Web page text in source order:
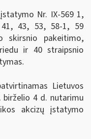
Nr. IX-569 1,
43, 53, 58-1, 59
skirsnio pakeitimo,
ir 40 straipsnio
Lietuvos
birželio 4 d. nutarimu
akcizų įstatymo